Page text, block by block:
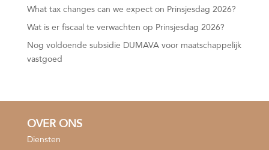
What tax changes can we expect on Prinsjesdag 2026?
Wat is er fiscaal te verwachten op Prinsjesdag 2026?
Nog voldoende subsidie DUMAVA voor maatschappelijk
vastgoed
OVER ONS
Diensten